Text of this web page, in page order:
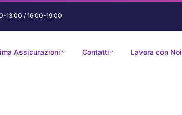
13:00 / 16:00-19:00
Assicurazioni Contatti Lavora con Noi